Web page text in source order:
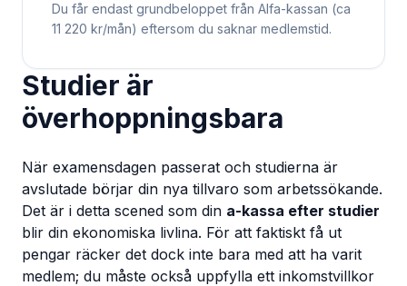
Du får endast grundbeloppet från Alfa-kassan (ca
11 220 kr/mån) eftersom du saknar medlemstid.
Studier är
överhoppningsbara
När examensdagen passerat och studierna är
avslutade börjar din nya tillvaro som arbetssökande.
Det är i detta scened som din a-kassa efter studier
blir din ekonomiska livlina. För att faktiskt få ut
pengar räcker det dock inte bara med att ha varit
medlem; du måste också uppfylla ett inkomstvillkor